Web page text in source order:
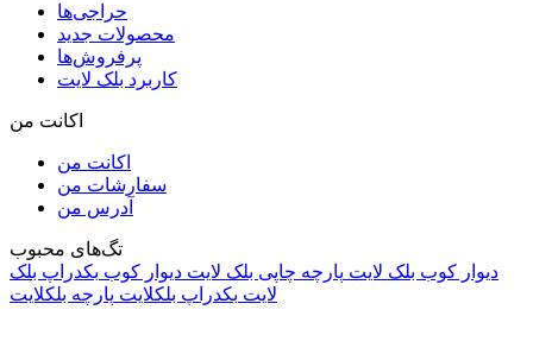
حراجی‌ها
محصولات جدید
پرفروش‌ها
کاربرد بلک لایت
اکانت من
اکانت من
سفارشات من
آدرس من
تگ‌های محبوب
دیوار کوب بلک لایت پارچه چاپی بلک لایت دیوار کوب بکدراپ بلک
لایت بکدراپ بلکلایت پارچه بلکلایت